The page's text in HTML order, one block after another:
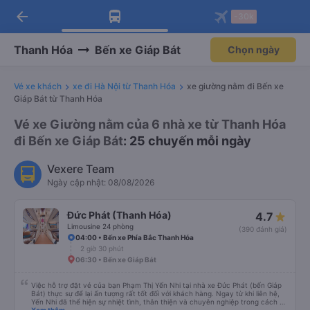
Tải app Vexere ngay!
Nhận ưu đãi thành viên độc
Mở app
Tải app Vexere
-30k/ghế khi đặt vé máy bay qua
Mở app
arrow_back
Thanh Hóa Bến xe Giáp Bát Chọn ngày
Vé xe khách xe đi Hà Nội từ Thanh Hóa
xe giường nằm đi Bến xe
Giáp Bát từ Thanh Hóa
Vé xe Giường nằm của 6 nhà xe từ Thanh Hóa
đi Bến xe Giáp Bát: 25 chuyến mỗi ngày
Vexere Team
Ngày cập nhật: 08/08/2026
Đức Phát (Thanh Hóa)
Limousine 24 phòng
4.7
(390 đánh giá)
04:00 • Bến xe Phía Bắc Thanh Hóa
2 giờ 30 phút
06:30 • Bến xe Giáp Bát
Việc hỗ trợ đặt vé của bạn Phạm Thị Yến Nhi tại nhà xe Đức Phát (bến Giáp
Bát) thực sự để lại ấn tượng rất tốt đối với khách hàng. Ngay từ khi liên hệ,
Yến Nhi đã thể hiện sự nhiệt tình, thân thiện và chuyên nghiệp trong cách tư